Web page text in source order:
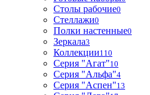
Столы рабочие0
Стеллажи0
Полки настенные0
Зеркала3
Коллекции110
Серия "Агат"10
Серия "Альфа"4
Серия "Аспен"13